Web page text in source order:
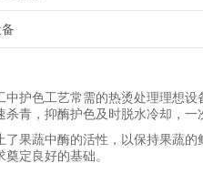
中护色工艺常需的热烫处理理想
青，抑酶护色及时脱水冷却，一
了果蔬中酶的活性，以保持果蔬
定良好的基础。